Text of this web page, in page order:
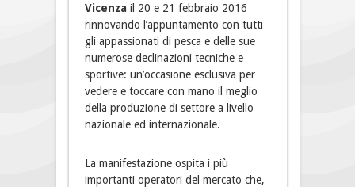
Vicenzail 20 e 21 febbraio 2016
rinnovando l’appuntamento con tutti
gli appassionati di pesca e delle sue
numerose declinazioni tecniche e
sportive: un’occasione esclusiva per
vedere e toccare con mano il meglio
della produzione di settore a livello
nazionale ed internazionale.
La manifestazione ospita i più
importanti operatori del mercato che,